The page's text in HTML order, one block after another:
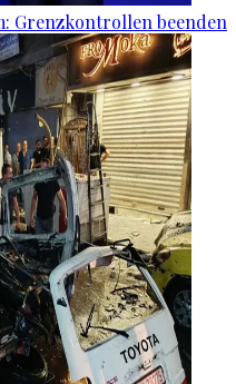
Grenzkontrollen beenden